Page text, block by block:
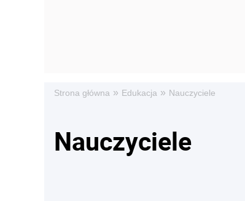
Strona główna » Edukacja » Nauczyciele
Nauczyciele